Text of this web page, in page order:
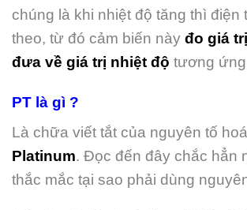
chúng là khi nhiệt độ tăng thì điện
theo, từ đó cảm biến này đo giá
đưa về giá trị nhiệt độ tương
PT là gì ?
Là chữa viết tắt của nguyên tố
Platinum. Đọc đến đây chắc hẳn
thắc mắc tại sao phải dùng